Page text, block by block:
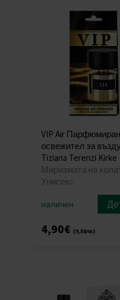
VIP Air Парфюмиран
освежител за
Tiziana Terenzi Kirke
Миризмата на
Унисекс
наличен
4,90€ (9,58лв)